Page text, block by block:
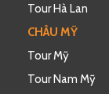
Tour Hà Lan
CHÂU MỸ
Tour Mỹ
Tour Nam Mỹ